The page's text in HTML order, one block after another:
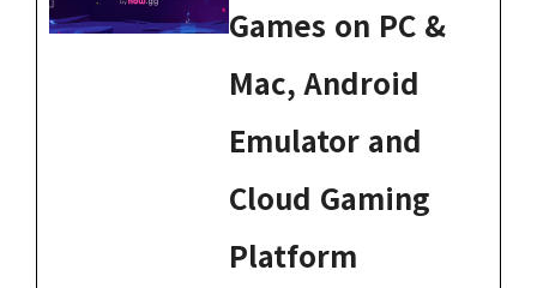
Games on PC &
Mac, Android
Emulator and
Cloud Gaming
Platform